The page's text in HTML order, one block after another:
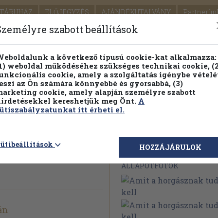
ELŐJEGYZÉS AJÁNDÉKUTALVÁNY
SEGÍTSÉG
PILLANATNYI ÁRAINK FENNTARTHATÓ
Részletes kereső Témaköri fa
tudnia
Megvásárolható
ÁLLAPOTFOTÓK
szabott beállítások
a következő típusú cookie-kat alkalmazza:
weboldal működéséhez szükséges technikai cookie,
cookie, amely a szolgáltatás igénybe
az Ön számára könnyebbé és gyorsabbá, (3)
cookie, amely alapján személyre szabott
kereshetjük meg Önt. A
itt érheti el.
HOZZÁJÁRULOK